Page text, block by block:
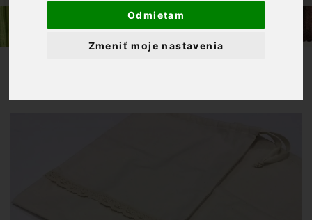
Odmietam
Zmeniť moje nastavenia